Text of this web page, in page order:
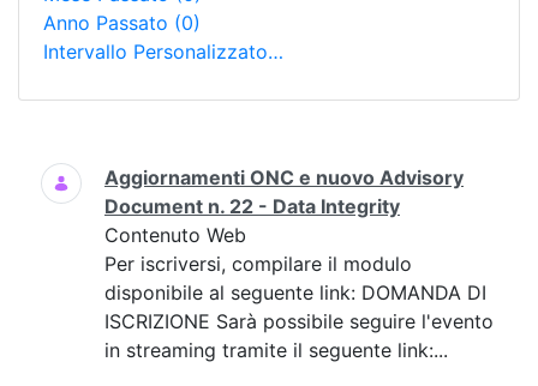
Anno Passato (0)
Intervallo Personalizzato…
Ricerca
Aggiornamenti ONC e nuovo Advisory
Document n. 22 - Data Integrity
Contenuto Web
Per iscriversi, compilare il modulo
disponibile al seguente link: DOMANDA DI
ISCRIZIONE Sarà possibile seguire l'evento
in streaming tramite il seguente link:...